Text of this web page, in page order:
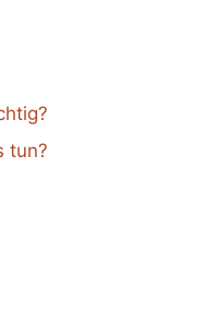
tun?